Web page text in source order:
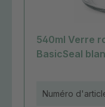
540ml Verre
BasicSeal
Numéro